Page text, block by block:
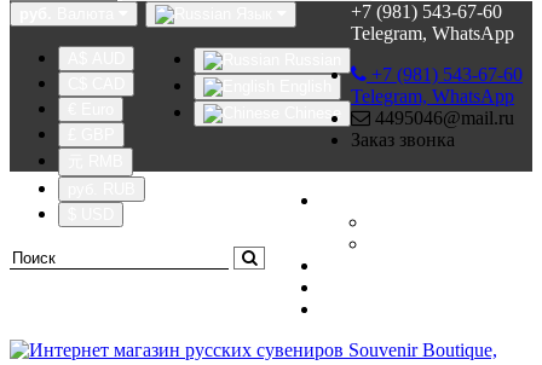
Chinese
+7 (981) 543-67-60
Telegram, WhatsApp
+7 (981) 543-67-60
Telegram, WhatsApp
4495046@mail.ru
Заказ звонка